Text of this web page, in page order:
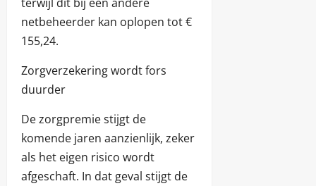
netbeheerder kan oplopen tot €
155,24.
Zorgverzekering wordt fors
duurder
De zorgpremie stijgt de
komende jaren aanzienlijk, zeker
als het eigen risico wordt
afgeschaft. In dat geval stijgt de